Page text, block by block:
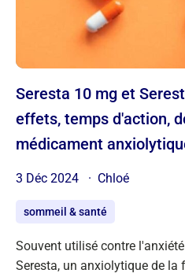
Seresta 10 mg et Seresta 50 mg pour dormir :
effets, temps d'action,
médicament
3 Déc 2024 Chloé
sommeil & santé
Souvent utilisé contre
Seresta, un anxiolytique de la